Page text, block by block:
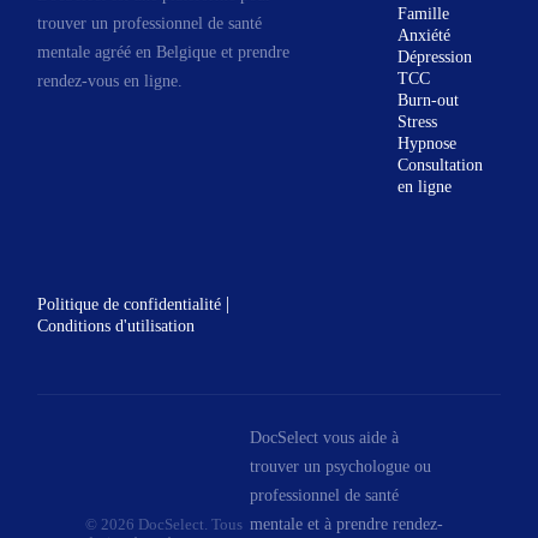
reflète ma conviction que l'art peut
être un vecteur de bien-être pour
tous, indépendamment de notre
explorer sa créativité et se
participants pour valoriser leurs
compétences et leur univers
trouver un professionnel de santé
mentale agréé en Belgique et prendre
rendez-vous en ligne.
Famille
Anxiété
Dépression
TCC
Burn-out
Stress
Hypnose
Consultation
en ligne
Politique de confidentialité |
Conditions d'utilisation
© 2026 DocSelect. Tous
DocSelect vous aide à
trouver un psychologue ou
professionnel de santé
mentale et à prendre rendez-